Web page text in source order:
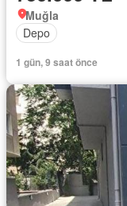
Muğla
Depo
1 gün, 9 saat önce